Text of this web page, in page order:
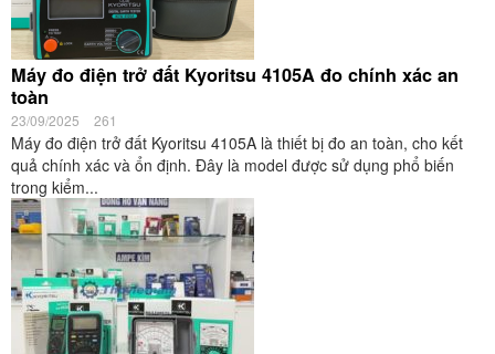
Máy đo điện trở đất Kyoritsu 4105A đo chính xác an
toàn
23/09/2025 261
Máy đo điện trở đất Kyoritsu 4105A là thiết bị đo an toàn, cho kết
quả chính xác và ổn định. Đây là model được sử dụng phổ biến
trong kiểm...